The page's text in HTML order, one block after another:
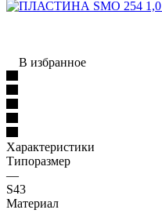
В избранное
Характеристики
Типоразмер
—
S43
Материал